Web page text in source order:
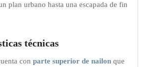
plan urbano hasta una escapada de fin
técnicas
con parte superior de nailonque